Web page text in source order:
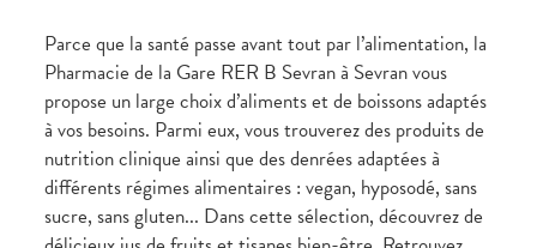
Parce que la santé passe avant tout par l’alimentation, la
Pharmacie de la Gare RER B Sevran à Sevran vous
propose un large choix d’aliments et de boissons adaptés
à vos besoins. Parmi eux, vous trouverez des produits de
nutrition clinique ainsi que des denrées adaptées à
différents régimes alimentaires : vegan, hyposodé, sans
sucre, sans gluten... Dans cette sélection, découvrez de